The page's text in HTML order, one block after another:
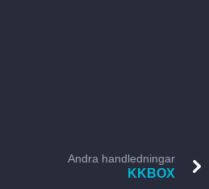
Andra handledningar
KKBOX